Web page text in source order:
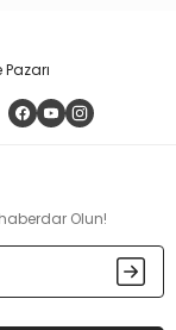
haberdar Olun!